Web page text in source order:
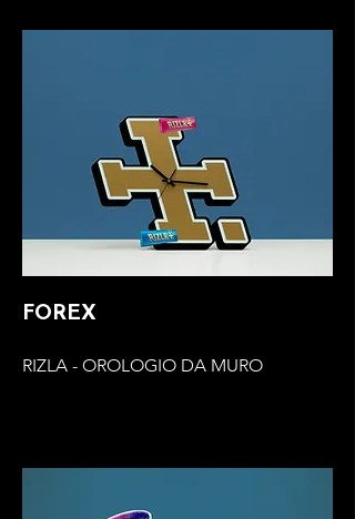
FOREX
RIZLA - OROLOGIO DA MURO